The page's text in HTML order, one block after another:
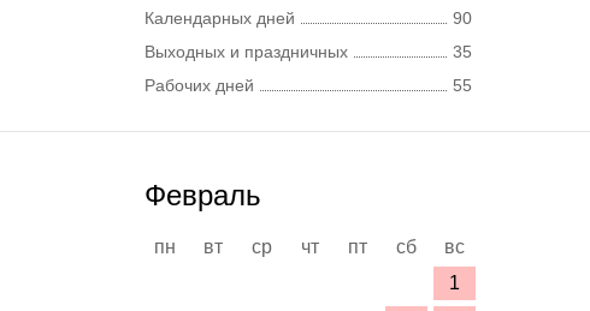
Календарных дней
90
Выходных и праздничных
35
Рабочих дней
55
Февраль
пн вт ср чт пт сб
вс
1